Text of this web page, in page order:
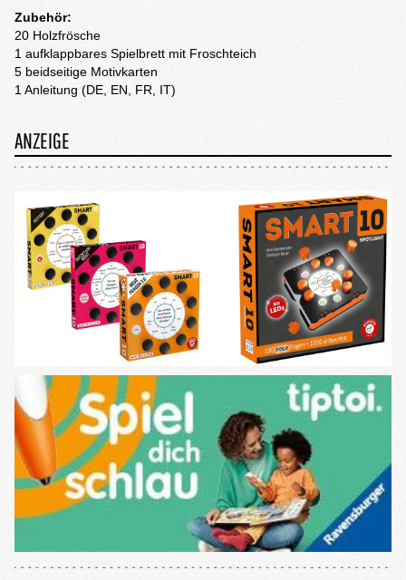
Zubehör:
20 Holzfrösche
1 aufklappbares Spielbrett mit Froschteich
5 beidseitige Motivkarten
1 Anleitung (DE, EN, FR, IT)
ANZEIGE